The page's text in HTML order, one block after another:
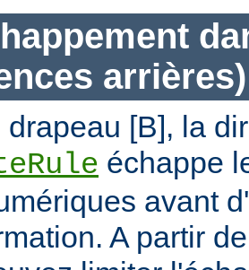
arrières)
drapeau [B], la
échappe
avant
A partir